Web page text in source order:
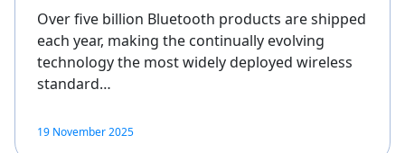
Over five billion Bluetooth products are shipped
each year, making the continually evolving
technology the most widely deployed wireless
standard…
19 November 2025